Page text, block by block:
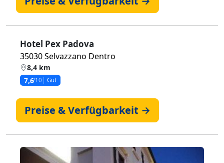
Hotel Pex Padova
35030 Selvazzano Dentro
8,4 km
7,6/10 Gut
Preise & Verfügbarkeit →